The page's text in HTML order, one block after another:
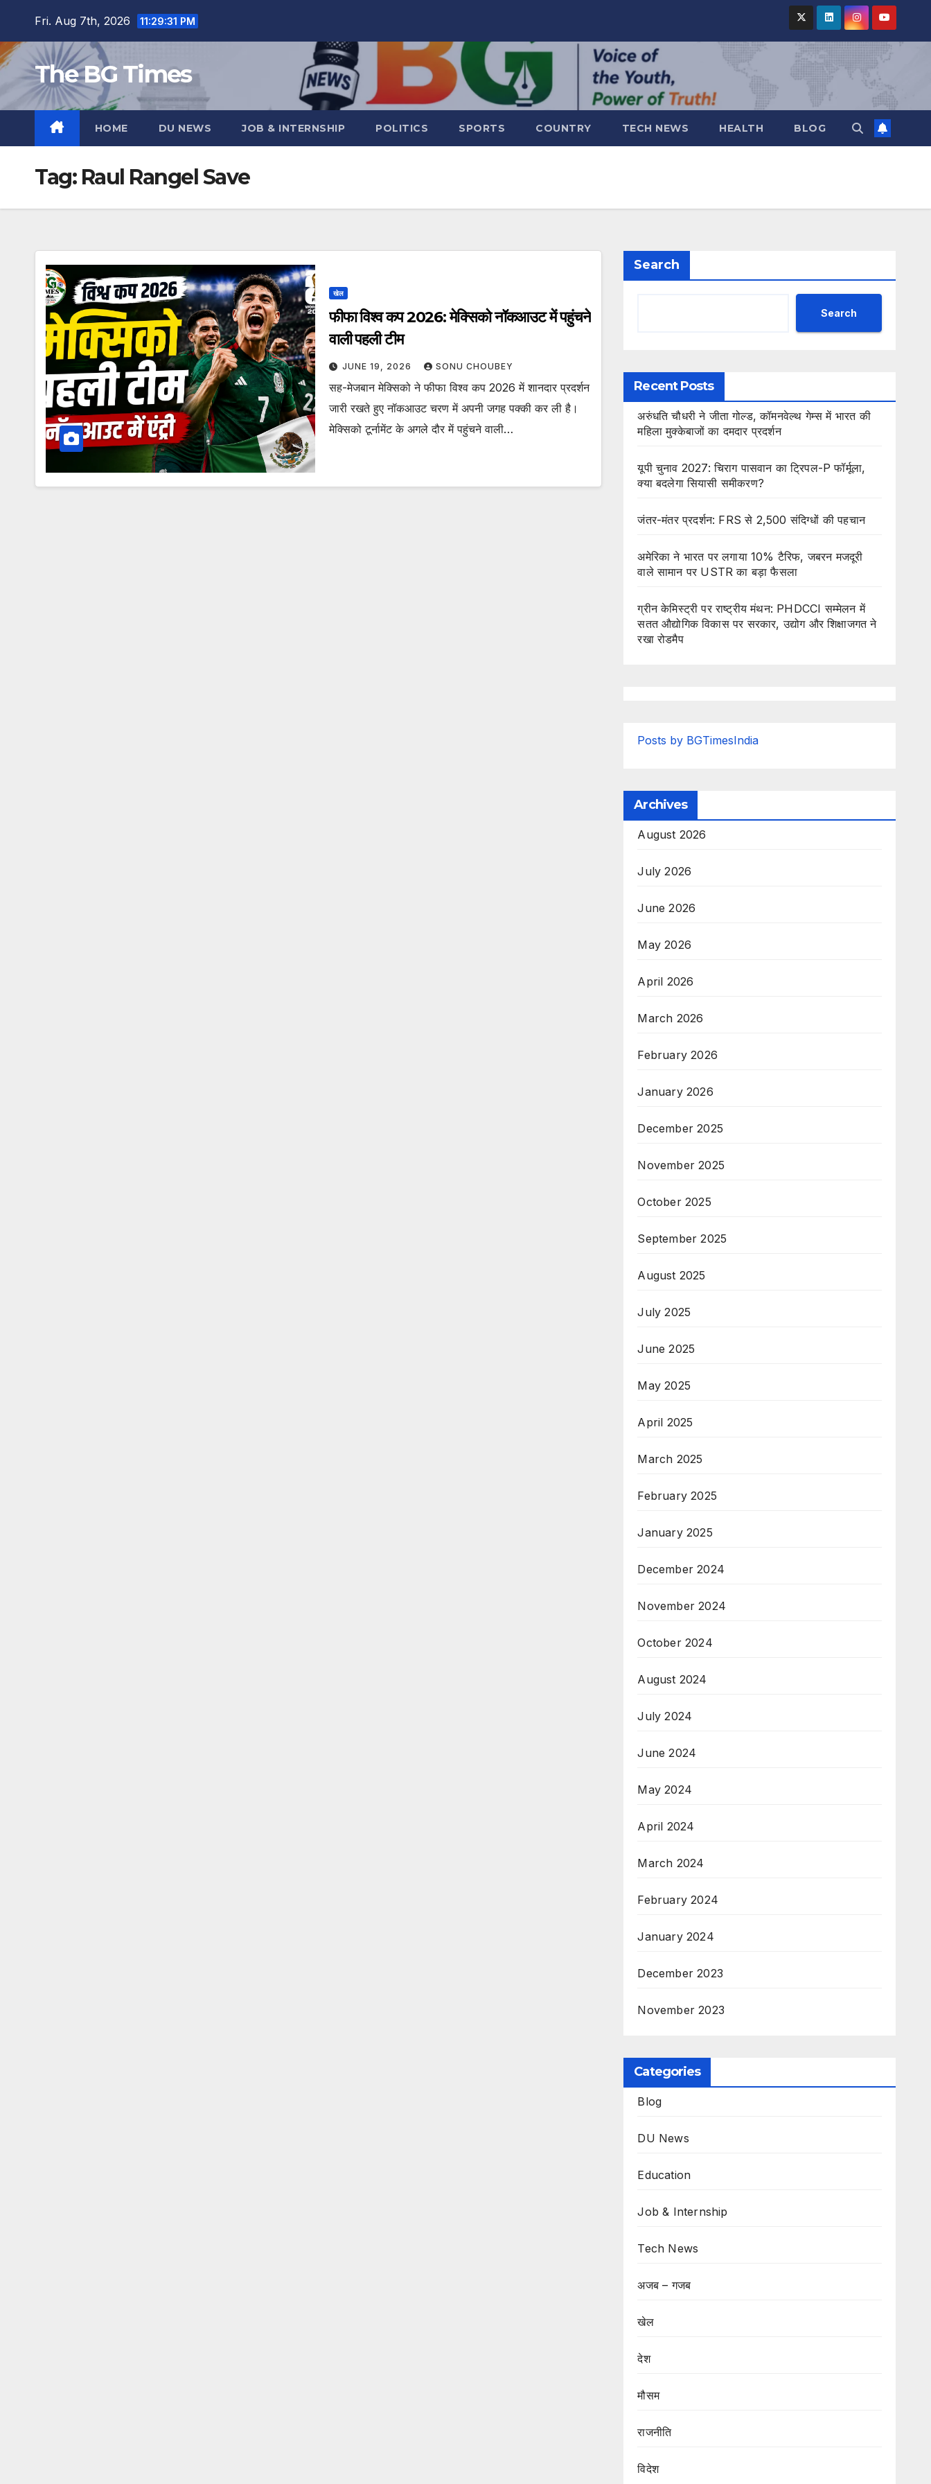
content
Fri. Aug 7th, 2026 11:29:32 PM
The BG Times
HOME DU NEWS JOB & INTERNSHIP POLITICS SPORTS COUNTRY TECH NEWS HEALTH BLOG
Tag: Raul Rangel Save
खेल
फीफा विश्व कप 2026: मेक्सिको नॉकआउट में पहुंचने
वाली पहली टीम
JUNE 19, 2026 SONU CHOUBEY
सह-मेजबान मेक्सिको ने फीफा विश्व कप 2026 में शानदार प्रदर्शन
जारी रखते हुए नॉकआउट चरण में अपनी जगह पक्की कर ली है।
मेक्सिको टूर्नामेंट के अगले दौर में पहुंचने वाली…
Search
Search
Recent Posts
अरुंधति चौधरी ने जीता गोल्ड, कॉमनवेल्थ गेम्स में भारत की
महिला मुक्केबाजों का दमदार प्रदर्शन
यूपी चुनाव 2027: चिराग पासवान का ट्रिपल-P फॉर्मूला,
क्या बदलेगा सियासी समीकरण?
जंतर-मंतर प्रदर्शन: FRS से 2,500 संदिग्धों की पहचान
अमेरिका ने भारत पर लगाया 10% टैरिफ, जबरन मजदूरी
वाले सामान पर USTR का बड़ा फैसला
ग्रीन केमिस्ट्री पर राष्ट्रीय मंथन: PHDCCI सम्मेलन में
सतत औद्योगिक विकास पर सरकार, उद्योग और शिक्षाजगत ने
रखा रोडमैप
Posts by BGTimesIndia
Archives
August 2026
July 2026
June 2026
May 2026
April 2026
March 2026
February 2026
January 2026
December 2025
November 2025
October 2025
September 2025
August 2025
July 2025
June 2025
May 2025
April 2025
March 2025
February 2025
January 2025
December 2024
November 2024
October 2024
August 2024
July 2024
June 2024
May 2024
April 2024
March 2024
February 2024
January 2024
December 2023
November 2023
Categories
Blog
DU News
Education
Job & Internship
Tech News
अजब – गजब
खेल
देश
मौसम
राजनीति
विदेश